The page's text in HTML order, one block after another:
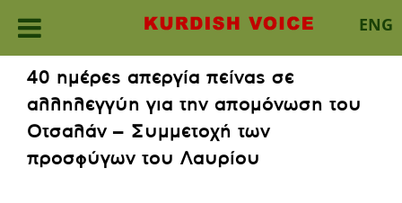
ENG
content
40 ημέρες απεργία πείνας σε
αλληλεγγύη για την απομόνωση του
Οτσαλάν – Συμμετοχή των
προσφύγων του Λαυρίου